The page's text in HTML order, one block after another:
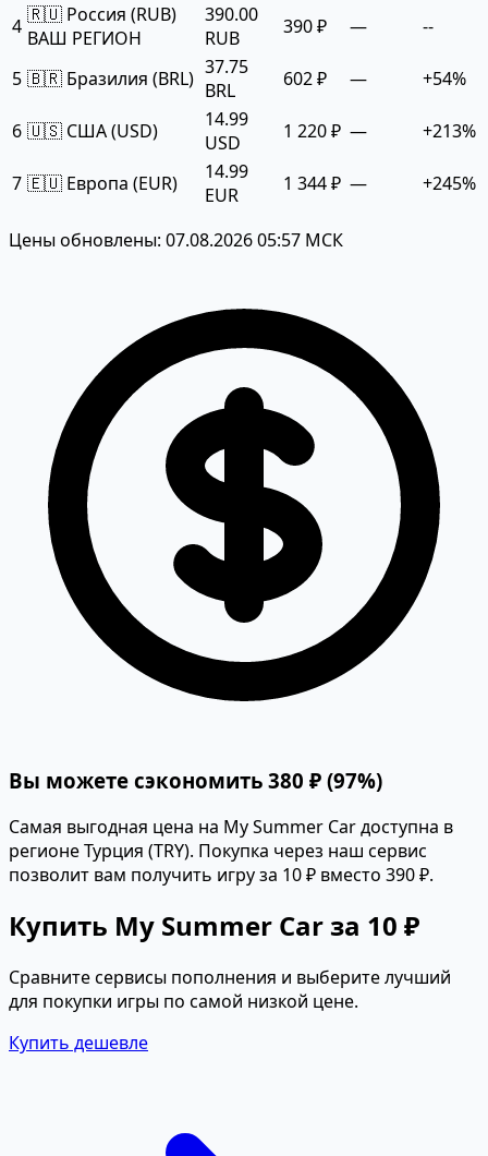
4 🇷🇺 Россия (RUB)
ВАШ РЕГИОН
390.00
RUB
390 ₽ — --
5 🇧🇷 Бразилия (BRL) 37.75
BRL
602 ₽ — +54%
6 🇺🇸 США (USD)
14.99
USD
1 220 ₽ — +213%
7 🇪🇺 Европа (EUR)
14.99
EUR
1 344 ₽ — +245%
Цены обновлены: 07.08.2026 05:57 МСК
Вы можете сэкономить 380 ₽ (97%)
Самая выгодная цена на My Summer Car доступна в
регионе Турция (TRY). Покупка через наш сервис
позволит вам получить игру за 10 ₽ вместо 390 ₽.
Купить My Summer Car за 10 ₽
Сравните сервисы пополнения и выберите лучший
для покупки игры по самой низкой цене.
Купить дешевле